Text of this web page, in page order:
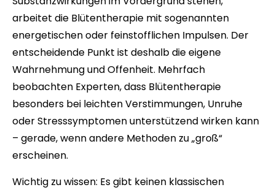
arbeitet die Blütentherapie mit sogenannten
energetischen oder feinstofflichen Impulsen. Der
entscheidende Punkt ist deshalb die eigene
Wahrnehmung und Offenheit. Mehrfach
beobachten Experten, dass Blütentherapie
besonders bei leichten Verstimmungen, Unruhe
oder Stresssymptomen unterstützend wirken kann
– gerade, wenn andere Methoden zu „groß“
erscheinen.
Wichtig zu wissen: Es gibt keinen klassischen